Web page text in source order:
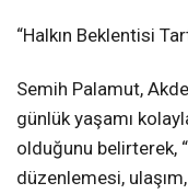
“Halkın Beklentisi
Semih Palamut,
günlük yaşamı
olduğunu belirterek,
düzenlemesi,